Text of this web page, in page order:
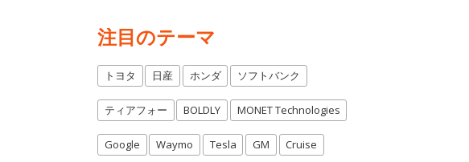
注目のテーマ
トヨタ 日産 ホンダ ソフトバンク
ティアフォー BOLDLY MONET Technologies
Google Waymo Tesla GM Cruise